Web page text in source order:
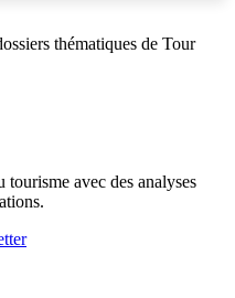
thématiques de Tour
avec des analyses